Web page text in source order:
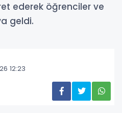
ederek öğrenciler ve
geldi.
12:23